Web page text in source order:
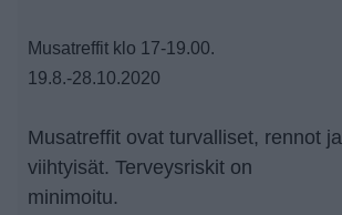
Musatreffit klo 17-19.00.
19.8.-28.10.2020
Musatreffit ovat turvalliset, rennot ja
viihtyisät. Terveysriskit on
minimoitu.